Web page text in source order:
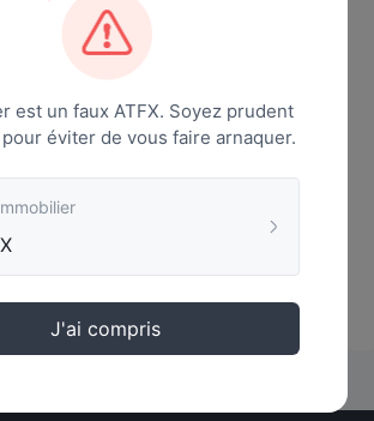
est un faux ATFX. Soyez prudent
éviter de vous faire arnaquer.
J'ai compris